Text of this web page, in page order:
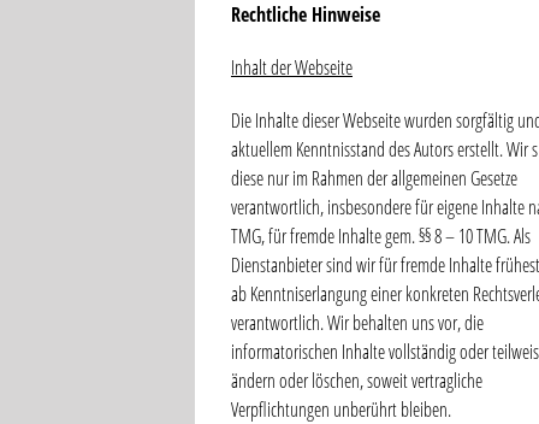
Rechtliche Hinweise
Inhalt der Webseite
Die Inhalte dieser Webseite wurden sorgfältig
aktuellem Kenntnisstand des Autors erstellt. Wir
diese nur im Rahmen der allgemeinen Gesetze
verantwortlich, insbesondere für eigene Inhalte
TMG, für fremde Inhalte gem. §§ 8 – 10 TMG. Als
Dienstanbieter sind wir für fremde Inhalte
ab Kenntniserlangung einer konkreten
verantwortlich. Wir behalten uns vor, die
informatorischen Inhalte vollständig oder
ändern oder löschen, soweit vertragliche
Verpflichtungen unberührt bleiben.